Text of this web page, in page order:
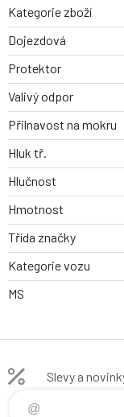
Kategorie zboží
Dojezdová
Protektor
Valivý odpor
Přilnavost na mokru
Hluk tř.
Hlučnost
Hmotnost
Třída značky
Kategorie vozu
MS
Slevy a